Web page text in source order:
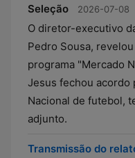
Seleção
2026-07-08
O diretor-executivo
Pedro Sousa,
programa "Mercado
Jesus fechou acordo
Nacional de futebol,
adjunto.
Transmissão do